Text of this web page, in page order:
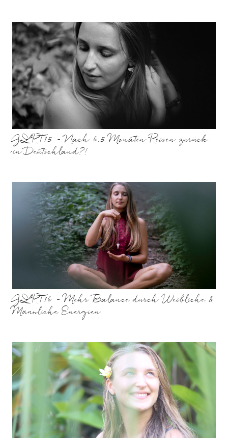
GLRT15 – Nach 6,5 Monaten Reisen zurück
in Deutschland?!
GLRT16 – Mehr Balance durch Weibliche &
Männliche Energien